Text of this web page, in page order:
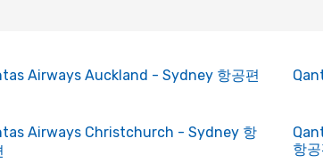
Airways Auckland - Sydney 항공편
Airways Christchurch - Sydney 항
항